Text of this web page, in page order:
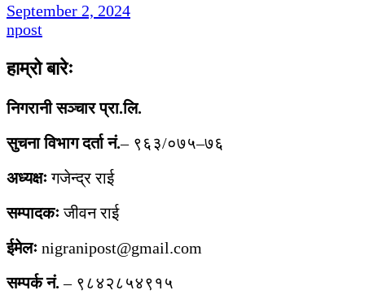
September 2, 2024
npost
हाम्रो बारेः
निगरानी सञ्चार प्रा.लि.
सुचना विभाग दर्ता नं.– ९६३/०७५–७६
अध्यक्षःगजेन्द्र राई
सम्पादकःजीवन राई
ईमेलः nigranipost@gmail.com
सम्पर्क नं.– ९८४२८५४९१५